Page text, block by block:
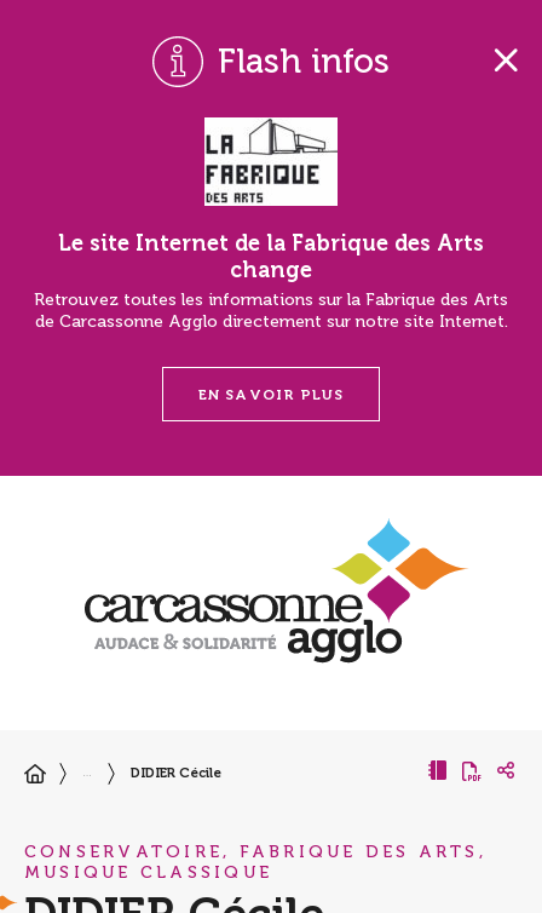
Flash infos
Le site Internet de la Fabrique des Arts
change
Retrouvez toutes les informations sur la Fabrique des Arts
de Carcassonne Agglo directement sur notre site Internet.
EN SAVOIR PLUS
… DIDIER Cécile
CONSERVATOIRE, FABRIQUE DES ARTS,
MUSIQUE CLASSIQUE